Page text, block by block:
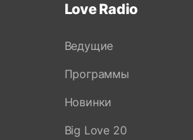
Love Radio
Ведущие
Программы
Новинки
Big Love 20